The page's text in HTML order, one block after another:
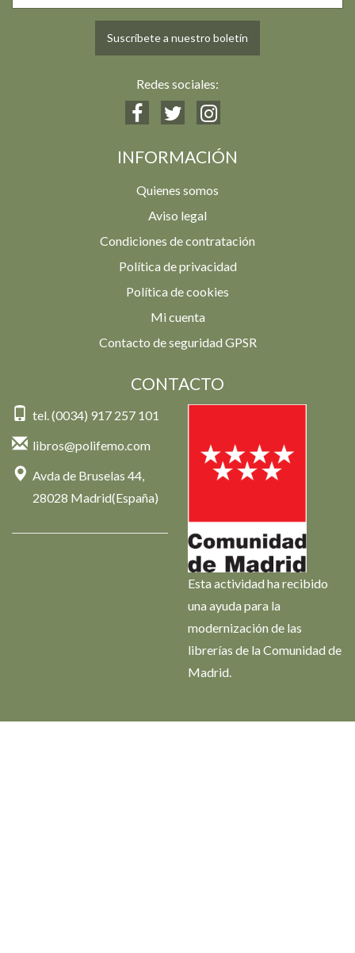
Suscríbete a nuestro boletín
Redes sociales:
INFORMACIÓN
Quienes somos
Aviso legal
Condiciones de contratación
Política de privacidad
Política de cookies
Mi cuenta
Contacto de seguridad GPSR
CONTACTO
tel. (0034) 917 257 101
libros@polifemo.com
Avda de Bruselas 44,
28028 Madrid(España)
Esta actividad ha recibido
una ayuda para la
modernización de las
librerías de la Comunidad de
Madrid.